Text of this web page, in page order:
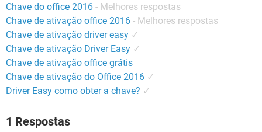
Chave do office 2016 - Melhores respostas
Chave de ativação office 2016 - Melhores respostas
Chave de ativação driver easy ✓
Chave de ativação Driver Easy ✓
Chave de ativação office grátis
Chave de ativação do Office 2016 ✓
Driver Easy como obter a chave? ✓
1 Respostas